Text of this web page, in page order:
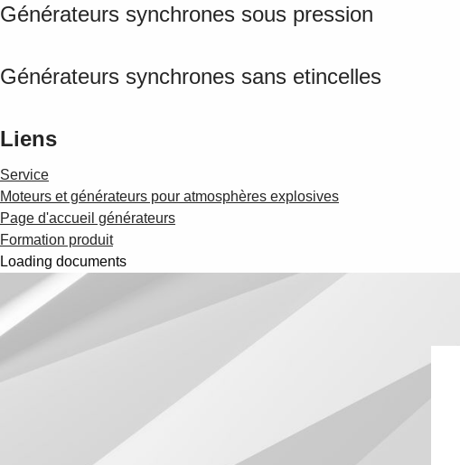
Générateurs synchrones sous pression
Générateurs synchrones sans etincelles
Liens
Service
Moteurs et générateurs pour atmosphères explosives
Page d'accueil générateurs
Formation produit
Loading documents